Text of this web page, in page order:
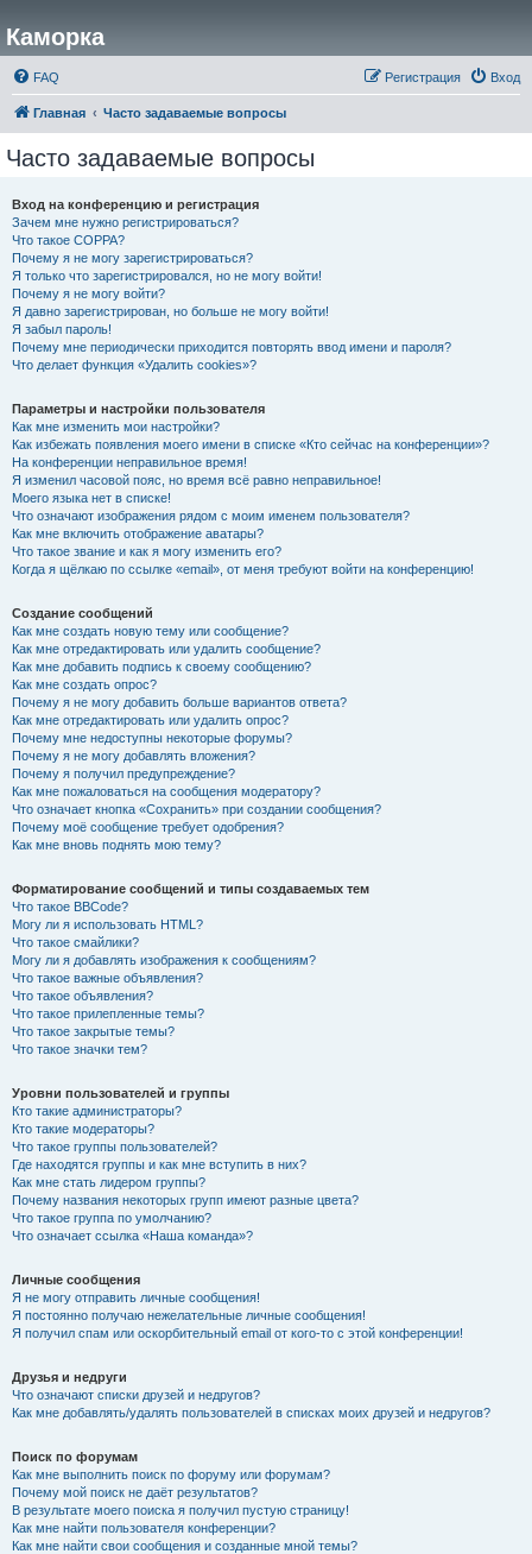
Каморка
FAQ Вход
Регистрация
Главная Часто задаваемые вопросы
Часто задаваемые вопросы
Вход на конференцию и регистрация
Зачем мне нужно регистрироваться?
Что такое COPPA?
Почему я не могу зарегистрироваться?
Я только что зарегистрировался, но не могу войти!
Почему я не могу войти?
Я давно зарегистрирован, но больше не могу войти!
Я забыл пароль!
Почему мне периодически приходится повторять ввод имени и пароля?
Что делает функция «Удалить cookies»?
Параметры и настройки пользователя
Как мне изменить мои настройки?
Как избежать появления моего имени в списке «Кто сейчас на конференции»?
На конференции неправильное время!
Я изменил часовой пояс, но время всё равно неправильное!
Моего языка нет в списке!
Что означают изображения рядом с моим именем пользователя?
Как мне включить отображение аватары?
Что такое звание и как я могу изменить его?
Когда я щёлкаю по ссылке «email», от меня требуют войти на конференцию!
Создание сообщений
Как мне создать новую тему или сообщение?
Как мне отредактировать или удалить сообщение?
Как мне добавить подпись к своему сообщению?
Как мне создать опрос?
Почему я не могу добавить больше вариантов ответа?
Как мне отредактировать или удалить опрос?
Почему мне недоступны некоторые форумы?
Почему я не могу добавлять вложения?
Почему я получил предупреждение?
Как мне пожаловаться на сообщения модератору?
Что означает кнопка «Сохранить» при создании сообщения?
Почему моё сообщение требует одобрения?
Как мне вновь поднять мою тему?
Форматирование сообщений и типы создаваемых тем
Что такое BBCode?
Могу ли я использовать HTML?
Что такое смайлики?
Могу ли я добавлять изображения к сообщениям?
Что такое важные объявления?
Что такое объявления?
Что такое прилепленные темы?
Что такое закрытые темы?
Что такое значки тем?
Уровни пользователей и группы
Кто такие администраторы?
Кто такие модераторы?
Что такое группы пользователей?
Где находятся группы и как мне вступить в них?
Как мне стать лидером группы?
Почему названия некоторых групп имеют разные цвета?
Что такое группа по умолчанию?
Что означает ссылка «Наша команда»?
Личные сообщения
Я не могу отправить личные сообщения!
Я постоянно получаю нежелательные личные сообщения!
Я получил спам или оскорбительный email от кого-то с этой конференции!
Друзья и недруги
Что означают списки друзей и недругов?
Как мне добавлять/удалять пользователей в списках моих друзей и недругов?
Поиск по форумам
Как мне выполнить поиск по форуму или форумам?
Почему мой поиск не даёт результатов?
В результате моего поиска я получил пустую страницу!
Как мне найти пользователя конференции?
Как мне найти свои сообщения и созданные мной темы?